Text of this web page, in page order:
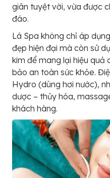
giãn tuyệt vời, vừa được
đáo.
Lá Spa không chỉ áp
đẹp hiện đại mà còn sử
kim để mang lại hiệu quả
bảo an toàn sức khỏe.
Hydro (dùng hơi nước),
dược – thủy hóa,
khách hàng.